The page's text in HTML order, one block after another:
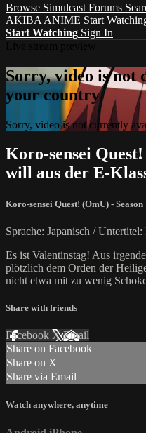
Browse Simulcast Forums
AKIBA ANIME Start
Start Watching Sign In
Sorry, video is not
your country
Sorry, video is not currently
Koro-sensei
will aus der E-
Koro-sensei Quest! (OmU) - Season
Sprache: Japanisch /
Es ist Valentinstag! Aus
plötzlich dem Orden der
nicht etwa mit zu wenig
Share with friends
Facebook XEmail
Share on Facebook
Share on X
Share via Email
Watch anywhere, anytime